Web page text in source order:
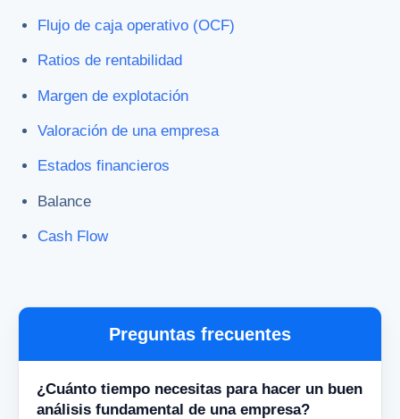
Flujo de caja operativo (OCF)
Ratios de rentabilidad
Margen de explotación
Valoración de una empresa
Estados financieros
Balance
Cash Flow
Preguntas frecuentes
¿Cuánto tiempo necesitas para hacer un buen
análisis fundamental de una empresa?